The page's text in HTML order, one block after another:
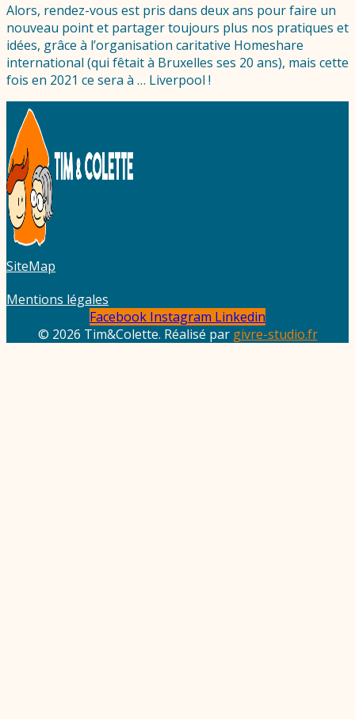
Alors, rendez-vous est pris dans deux ans pour faire un
nouveau point et partager toujours plus nos pratiques et
idées, grâce à l’organisation caritative Homeshare
international (qui fêtait à Bruxelles ses 20 ans), mais cette
fois en 2021 ce sera à … Liverpool !
SiteMap
Mentions légales
Facebook Instagram Linkedin
© 2026 Tim&Colette. Réalisé par givre-studio.fr